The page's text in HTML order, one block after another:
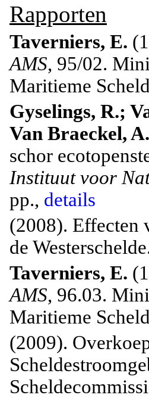
Rapporten
Taverniers, E.
AMS, 95/02.
Maritieme
Gyselings, R.;
Van Braeckel,
schor
Instituut voor
pp., details
(2008). Effecten
de
Taverniers, E.
AMS, 96.03.
Maritieme
(2009).